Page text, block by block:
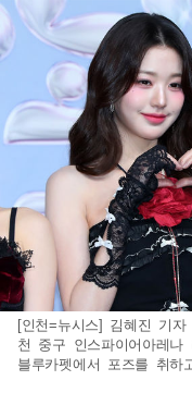
[인천=뉴시스] 김혜진 기
천 중구 인스파이어아레나
블루카펫에서 포즈를 취하